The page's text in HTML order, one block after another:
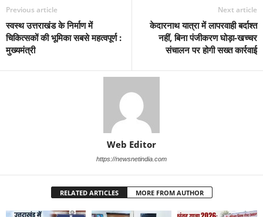
Previous article
स्वस्थ उत्तराखंड के निर्माण में
चिकित्सकों की भूमिका सबसे महत्वपूर्ण :
मुख्यमंत्री
Next article
केदारनाथ यात्रा में लापरवाही बर्दाश्त
नहीं, बिना पंजीकरण घोड़ा-खच्चर
संचालन पर होगी सख्त कार्रवाई
Web Editor
https://newsnetindia.com
RELATED ARTICLES MORE FROM AUTHOR